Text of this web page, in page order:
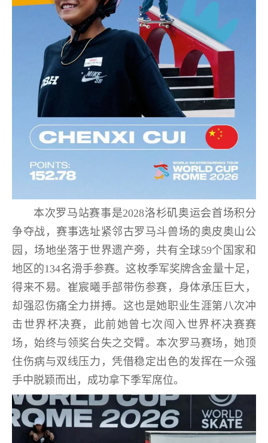
本次罗马站赛事是2028洛杉矶奥运会首场积分
争夺战，赛事选址紧邻古罗马斗兽场的奥皮奥山公
园，场地坐落于世界遗产旁，共有全球59个国家和
地区的134名滑手参赛。这枚季军奖牌含金量十足，
得来不易。崔宸曦手部带伤参赛，身体承压巨大，
却强忍伤痛全力拼搏。这也是她职业生涯第八次冲
击世界杯决赛，此前她曾七次闯入世界杯决赛赛
场，始终与领奖台失之交臂。本次罗马赛场，她顶
住伤病与双线压力，凭借稳定出色的发挥在一众强
手中脱颖而出，成功拿下季军席位。